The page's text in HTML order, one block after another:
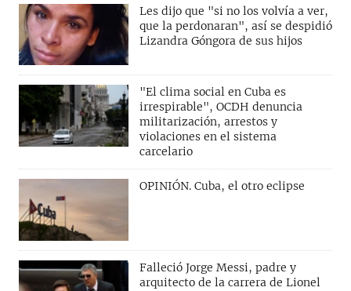
Les dijo que "si no los volvía a ver,
que la perdonaran", así se despidió
Lizandra Góngora de sus hijos
"El clima social en Cuba es
irrespirable", OCDH denuncia
militarización, arrestos y
violaciones en el sistema
carcelario
OPINIÓN. Cuba, el otro eclipse
Falleció Jorge Messi, padre y
arquitecto de la carrera de Lionel